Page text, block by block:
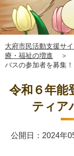
大府市民活動支援サ
療・福祉の増進
＞
バスの参加者を募集！
令和６年能
ティア
公開日：2024年